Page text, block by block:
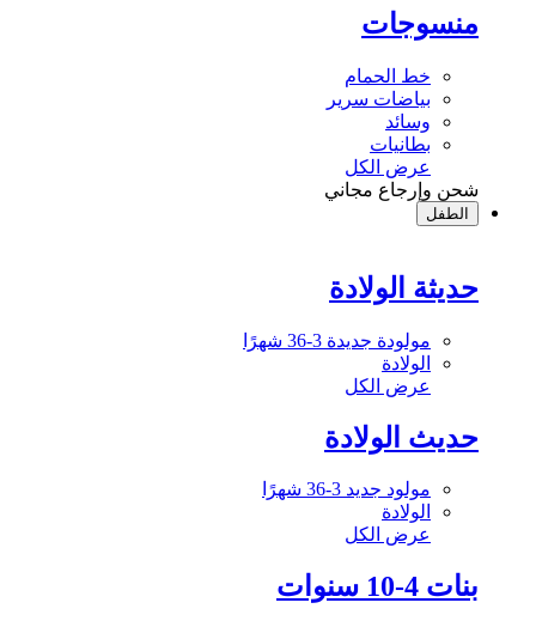
منسوجات
خط الحمام
بياضات سرير
وسائد
بطانيات
عرض الكل
شحن وإرجاع مجاني
الطفل
حديثة الولادة
مولودة جديدة 3-36 شهرًا
الولادة
عرض الكل
حديث الولادة
مولود جديد 3-36 شهرًا
الولادة
عرض الكل
بنات 4-10 سنوات